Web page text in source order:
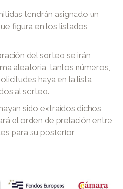
tendrán asignado un
figura en los listados
del sorteo se irán
aleatoria, tantos números,
haya en la lista
al sorteo.
sido extraídos dichos
el orden de prelación entre
para su posterior